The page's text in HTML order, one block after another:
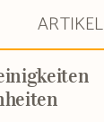
ARTIKEL